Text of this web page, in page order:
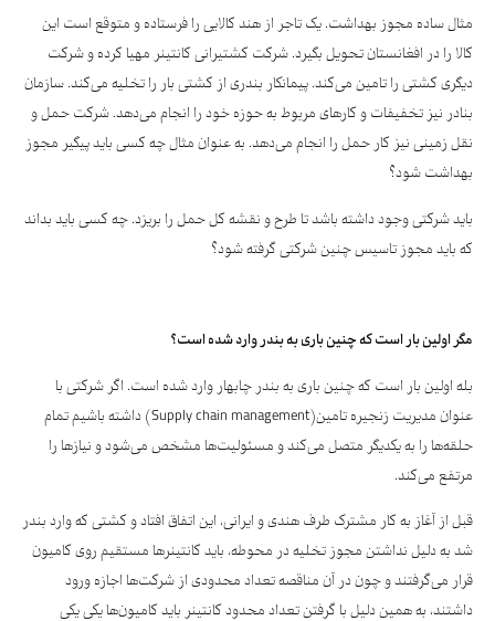
مثال ساده مجوز بهداشت. یک تاجر از هند کالایی را فرستاده و متوقع است این
کالا را در افغانستان تحویل بگیرد. شرکت کشتیرانی کانتینر مهیا کرده و شرکت
دیگری کشتی را تامین می‌کند. پیمانکار بندری از کشتی بار را تخلیه می‌کند. سازمان
بنادر نیز تخفیفات و کارهای مربوط به حوزه خود را انجام می‌دهد. شرکت حمل و
نقل زمینی نیز کار حمل را انجام می‌دهد. به عنوان مثال چه کسی باید پیگیر مجوز
بهداشت شود؟
باید شرکتی وجود داشته باشد تا طرح و نقشه کل حمل را بریزد. چه کسی باید بداند
که باید مجوز تاسیس چنین شرکتی گرفته شود؟
مگر اولین بار است که چنین باری به بندر وارد شده است؟
بله اولین بار است که چنین باری به بندر چابهار وارد شده است. اگر شرکتی با
عنوان مدیریت زنجیره تامین(Supply chain management) داشته باشیم تمام
حلقه‌ها را به یکدیگر متصل می‌کند و مسئولیت‌ها مشخص می‌شود و نیازها را
مرتفع می‌کند.
قبل از آغاز به کار مشترک طرف هندی و ایرانی، این اتفاق افتاد و کشتی که وارد بندر
شد به دلیل نداشتن مجوز تخلیه در محوطه، باید کانتینرها مستقیم روی کامیون
قرار می‌گرفتند و چون در آن مناقصه تعداد محدودی از شرکت‌ها اجازه ورود
داشتند، به همین دلیل با گرفتن تعداد محدود کانتینر باید کامیون‌ها یکی یکی